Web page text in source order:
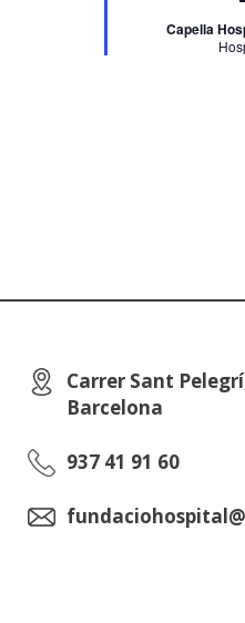
Capella
Carrer Sant
Barcelona
937 41 91 60